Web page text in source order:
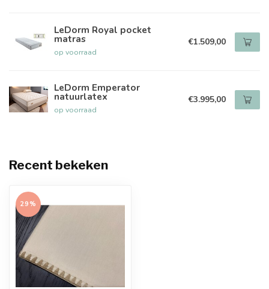
LeDorm Royal pocket
matras
op voorraad
€1.509,00
LeDorm Emperator
natuurlatex
op voorraad
€3.995,00
Recent bekeken
29%